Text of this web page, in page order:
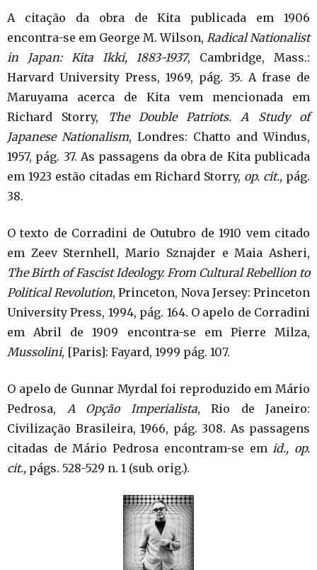
A citação da obra de Kita publicada em 1906
encontra-se em George M. Wilson, Radical Nationalist
in Japan: Kita Ikki, 1883-1937, Cambridge, Mass.:
Harvard University Press, 1969, pág. 35. A frase de
Maruyama acerca de Kita vem mencionada em
Richard Storry,
The Double Patriots. A Study of
Japanese Nationalism, Londres: Chatto and Windus,
1957, pág. 37. As passagens da obra de Kita publicada
em 1923 estão citadas em Richard Storry, op. cit., pág.
38.
O texto de Corradini de Outubro de 1910 vem citado
em Zeev Sternhell, Mario Sznajder e Maia Asheri,
The Birth of Fascist Ideology. From Cultural Rebellion to
Political Revolution, Princeton, Nova Jersey: Princeton
University Press, 1994, pág. 164. O apelo de Corradini
em Abril de 1909 encontra-se em Pierre Milza,
Mussolini, [Paris]: Fayard, 1999 pág. 107.
O apelo de Gunnar Myrdal foi reproduzido em Mário
Pedrosa, A Opção Imperialista, Rio de Janeiro:
Civilização Brasileira, 1966, pág. 308. As passagens
citadas de Mário Pedrosa encontram-se emid., op.
cit., págs. 528-529 n. 1 (sub. orig.).